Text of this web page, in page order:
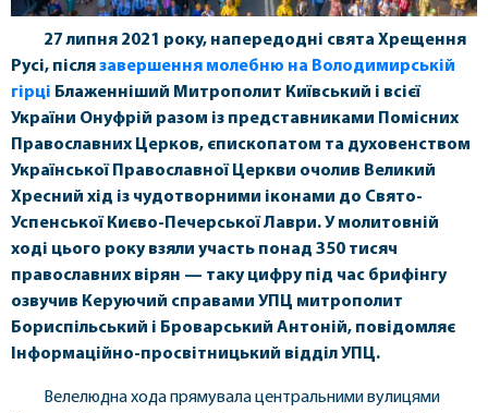
27 липня 2021 року, напередодні свята Хрещення
Русі, післязавершення молебню на Володимирській
гірці Блаженніший Митрополит Київський і всієї
України Онуфрій разом із представниками Помісних
Православних Церков, єпископатом та духовенством
Української Православної Церкви очолив Великий
Хресний хід із чудотворними іконами до Свято-
Успенської Києво-Печерської Лаври. У молитовній
ході цього року взяли участь понад 350 тисяч
православних вірян — таку цифру під час брифінгу
озвучив Керуючий справами УПЦ митрополит
Бориспільський і Броварський Антоній, повідомляє
Інформаційно-просвітницький відділ УПЦ.
Велелюдна хода прямувала центральними вулицями